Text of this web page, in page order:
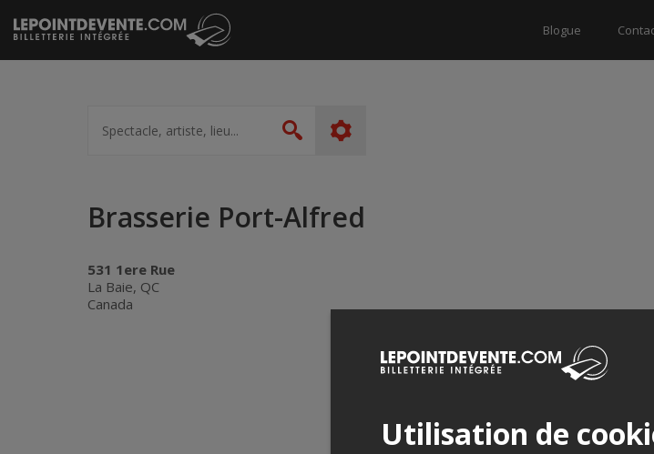
Passer
au
contenu
Blogue
artiste,
lieu...
Rechercher
Brasserie Port-Alfred
531 1ere Rue
La Baie, QC
Canada
Utilisation de